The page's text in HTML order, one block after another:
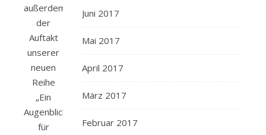
außerdem
der
Auftakt
unserer
neuen
Reihe
„Ein
Augenblick
für
Juni 2017
Mai 2017
April 2017
März 2017
Februar 2017